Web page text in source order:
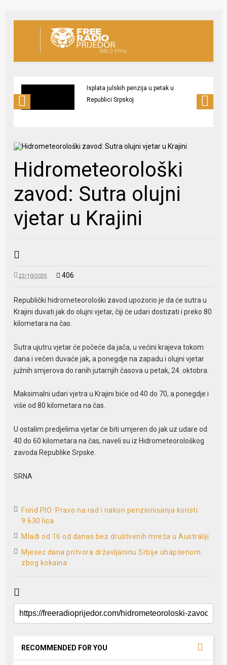
Isplata julskih penzija u petak u
Republici Srpskoj
Hidrometeorološki
zavod: Sutra olujni
vjetar u Krajini
22/10/2025 406
Republički hidrometeorološki zavod upozorio je da će sutra u
Krajini duvati jak do olujni vjetar, čiji će udari dostizati i preko 80
kilometara na čas.
Sutra ujutru vjetar će počeće da jača, u većini krajeva tokom
dana i večeri duvaće jak, a ponegdje na zapadu i olujni vjetar
južnih smjerova do ranih jutarnjih časova u petak, 24. oktobra.
Maksimalni udari vjetra u Krajini biće od 40 do 70, a ponegdje i
više od 80 kilometara na čas.
U ostalim predjelima vjetar će biti umjeren do jak uz udare od
40 do 60 kilometara na čas, naveli su iz Hidrometeorološkog
zavoda Republike Srpske.
SRNA
Fond PIO: Pravo na rad i nakon penzionisanja koristi
9.630 lica
Mlađi od 16 od danas bez društvenih mreža u Australiji
Mjesec dana pritvora državljaninu Srbije uhapšenom
zbog kokaina
RECOMMENDED FOR YOU